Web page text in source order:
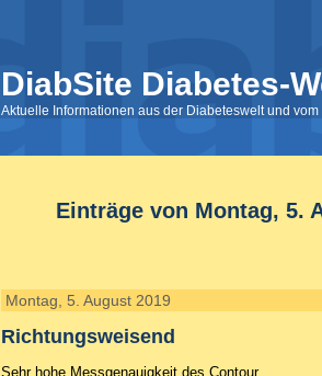
DiabSite Diabetes-
Aktuelle Informationen aus der Diabeteswelt und
Einträge von Montag, 5.
Montag, 5. August 2019
Richtungsweisend
Sehr hohe Messgenauigkeit des Contour